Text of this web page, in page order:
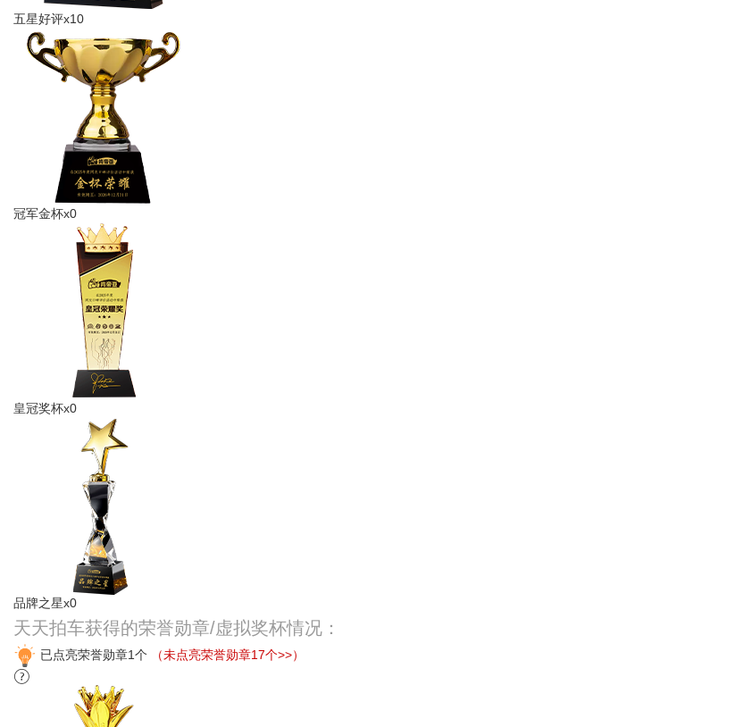
五星好评x10
冠军金杯x0
皇冠奖杯x0
品牌之星x0
天天拍车获得的荣誉勋章/虚拟奖杯情况：
已点亮荣誉勋章1个 （未点亮荣誉勋章17个>>）